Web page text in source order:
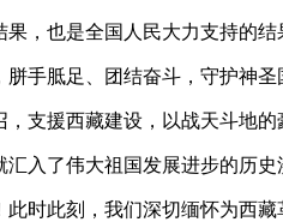
，也是全国人民大力支持的
手胝足、团结奋斗，守护神圣
支援西藏建设，以战天斗地
入了伟大祖国发展进步的历
时此刻，我们深切缅怀为西